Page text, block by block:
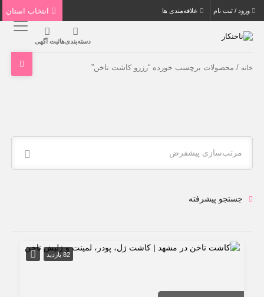
ورود / ثبت نام علاقه‌مندی ها
دسته‌بندی‌هاثبت آگهی
خانه / محصولات برچسب خورده “رزرو کاشت ناخن”
مرتب‌سازی پیشفرض
جستجو پیشرفته
82 بازدید